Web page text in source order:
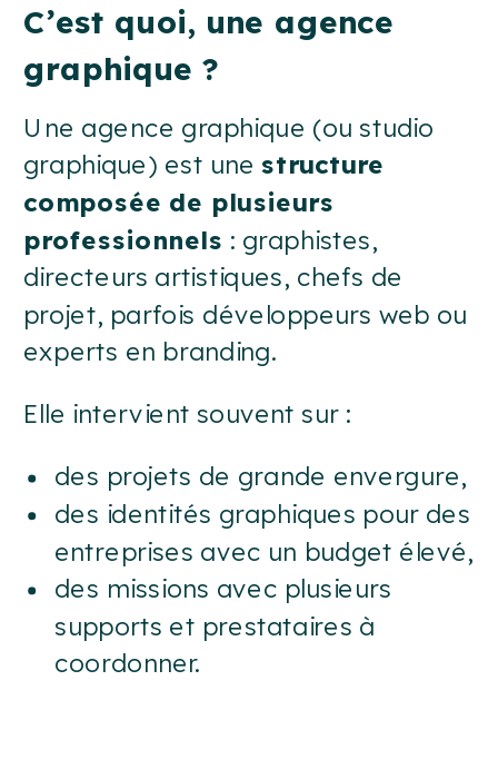
C’est quoi, une agence
graphique ?
Une agence graphique (ou studio
graphique) est unestructure
composée de plusieurs
professionnels : graphistes,
directeurs artistiques, chefs de
projet, parfois développeurs web ou
experts en branding.
Elle intervient souvent sur :
des projets de grande envergure,
des identités graphiques pour des
entreprises avec un budget élevé,
des missions avec plusieurs
supports et prestataires à
coordonner.